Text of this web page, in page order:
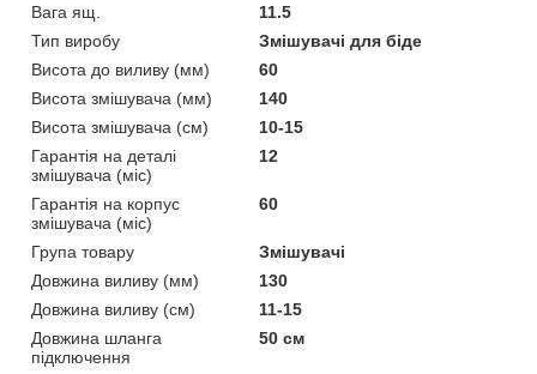
Вага ящ.
11.5
Тип виробу
Змішувачі для біде
Висота до виливу (мм)
60
Висота змішувача (мм)
140
Висота змішувача (см)
10-15
Гарантія на деталі
змішувача (міс)
12
Гарантія на корпус
змішувача (міс)
60
Група товару
Змішувачі
Довжина виливу (мм)
130
Довжина виливу (см)
11-15
Довжина шланга
підключення
50 см